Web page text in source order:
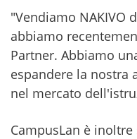
"Vendiamo NAKIVO
abbiamo
Partner. Abbiamo
espandere la nostra
nel mercato
CampusLan è